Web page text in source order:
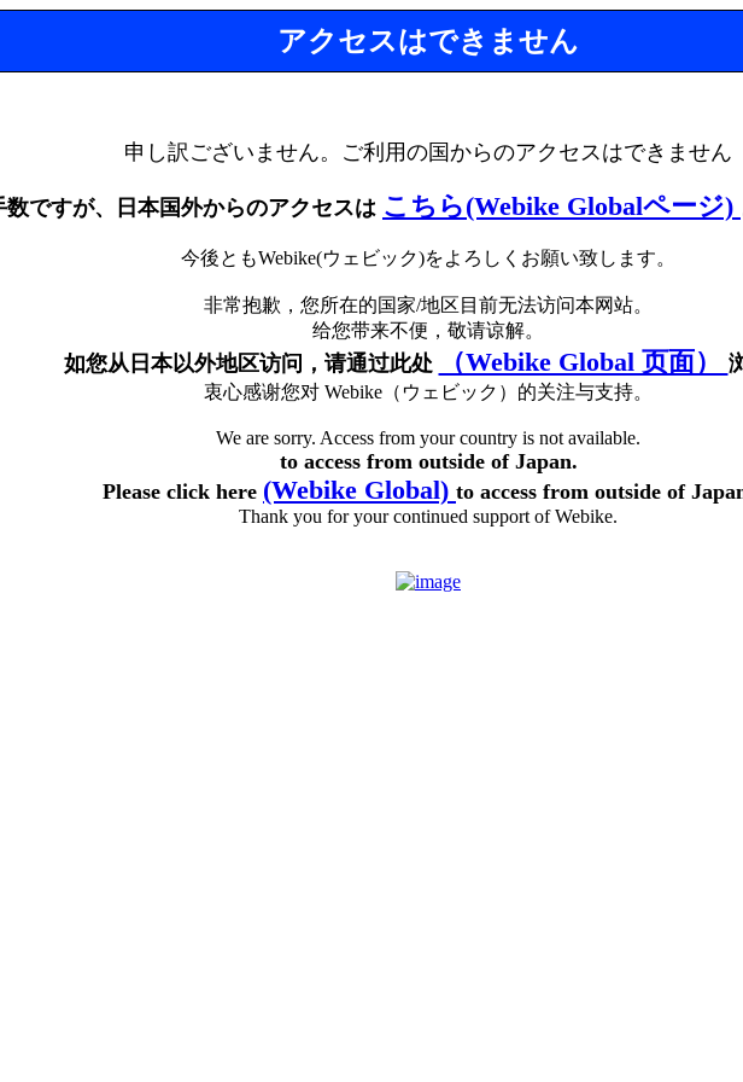
アクセスはできません
申し訳ございません。ご利用の国からのアクセスはできません
数ですが、日本国外からのアクセスは こちら(Webike Globalページ)
今後ともWebike(ウェビック)をよろしくお願い致します。
非常抱歉，您所在的国家/地区目前无法访问本网站。
给您带来不便，敬请谅解。
如您从日本以外地区访问，请通过此处 （Webike Global 页面）
衷心感谢您对 Webike（ウェビック）的关注与支持。
We are sorry. Access from your country is not available.
to access from outside of Japan.
Please click here (Webike Global) to access from outside of
Thank you for your continued support of Webike.